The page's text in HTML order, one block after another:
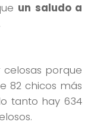
un saludo a
celosas porque
82 chicos más
tanto hay 634